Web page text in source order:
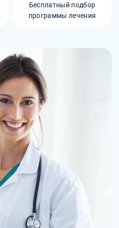
Бесплатный подбор
программы лечения